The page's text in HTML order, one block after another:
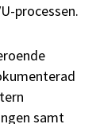
processen.
samt